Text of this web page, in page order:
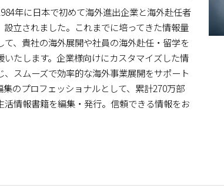
年に日本で初めて海外進出企業と海外赴任者
設立されました。これまでに培ってきた情報量
て、貴社の海外展開や社員の海外赴任・留学を
いたします。企業様向けにカスタマイズした情
、スムーズで効率的な海外事業展開をサポート
集のプロフェッショナルとして、累計270万部
活情報書籍を編集・発行。信頼できる情報をお